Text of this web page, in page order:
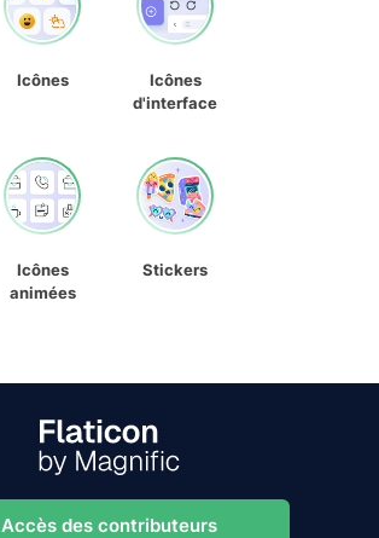
Icônes
Icônes
d'interface
Icônes
animées
Stickers
Accès des contributeurs